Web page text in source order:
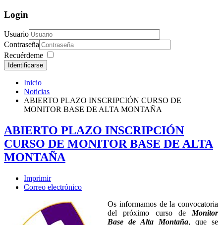
Login
Usuario
Contraseña
Recuérdeme
Identificarse
Inicio
Noticias
ABIERTO PLAZO INSCRIPCIÓN CURSO DE
MONITOR BASE DE ALTA MONTAÑA
ABIERTO PLAZO INSCRIPCIÓN
CURSO DE MONITOR BASE DE ALTA
MONTAÑA
Imprimir
Correo electrónico
Os informamos de la convocatoria
del próximo curso de Monitor
Base de Alta Montaña, que se